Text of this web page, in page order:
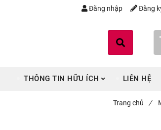
Đăng nhập Đăng
THÔNG TIN HỮU ÍCH LIÊN HỆ
Trang chủ /